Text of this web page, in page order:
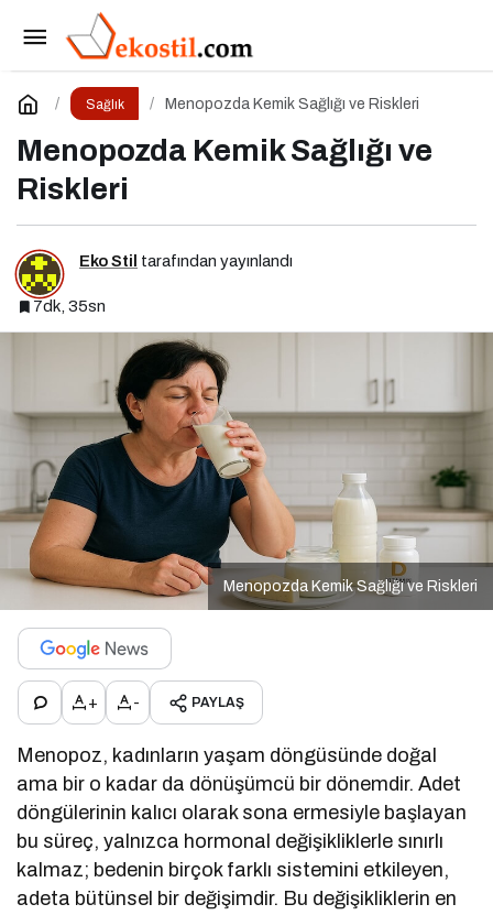
Sağlık Menopozda Kemik Sağlığı ve Riskleri
Menopozda Kemik Sağlığı ve
Riskleri
Eko Stil tarafından yayınlandı
7dk, 35sn
Menopozda Kemik Sağlığı ve Riskleri
+ - PAYLAŞ
Menopoz, kadınların yaşam döngüsünde doğal
ama bir o kadar da dönüşümcü bir dönemdir. Adet
döngülerinin kalıcı olarak sona ermesiyle başlayan
bu süreç, yalnızca hormonal değişikliklerle sınırlı
kalmaz; bedenin birçok farklı sistemini etkileyen,
adeta bütünsel bir değişimdir. Bu değişikliklerin en
Menopozda Egzersiz: Gücünüze Güç Katın
Yorum Yap